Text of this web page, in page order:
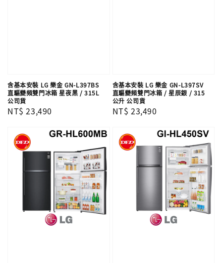
含基本安裝 LG 樂金 GN-L397BS
直驅變頻雙門冰箱 星夜黑 / 315L
公司貨
Regular
NT$ 23,490
含基本安裝 LG 樂金 GN-L397SV
直驅變頻雙門冰箱 / 星辰銀 / 315
公升 公司貨
Regular
NT$ 23,490